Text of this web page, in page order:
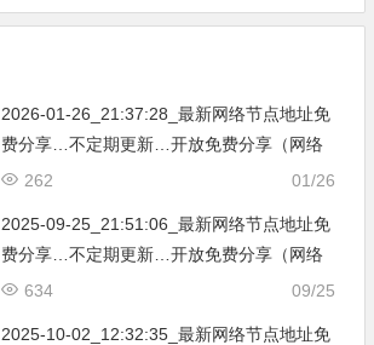
2026-01-26_21:37:28_最新网络节点地址免
费分享…不定期更新…开放免费分享（网络
免费节点香港|日本|韩国|新加坡|台湾|马来西
01/26
262
2025-09-25_21:51:06_最新网络节点地址免
费分享…不定期更新…开放免费分享（网络
免费节点香港|日本|韩国|新加坡|台湾|马来西
09/25
634
2025-10-02_12:32:35_最新网络节点地址免